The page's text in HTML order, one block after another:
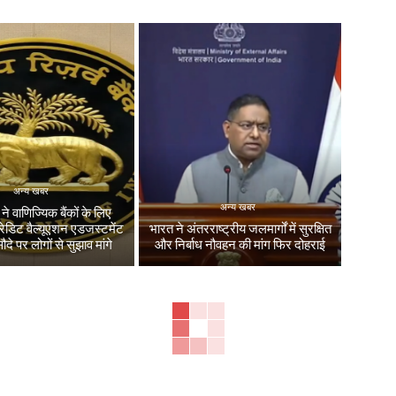
अन्य खबर
वाणिज्यिक बैंकों के लिए
वैल्यूएशन एडजस्टमेंट
पर लोगों से सुझाव मांगे
अन्य खबर
भारत ने अंतरराष्ट्रीय जलमार्गों में सुरक्षित
और निर्बाध नौवहन की मांग फिर दोहराई